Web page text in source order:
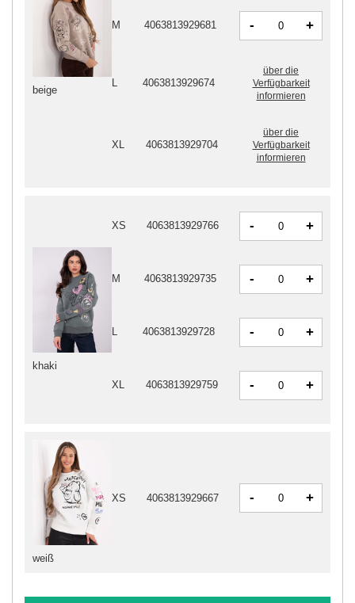
khaki
XS 4063813929766 - +
M 4063813929735 - +
L 4063813929728 - +
XL 4063813929759 - +
weiß
XS 4063813929667 - +
beige
M 4063813929681 - +
4063813929674
über die
Verfügbarkeit
informieren
XL 4063813929704
über die
Verfügbarkeit
informieren